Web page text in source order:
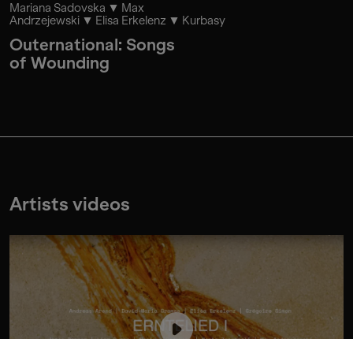
Mariana Sadovska
Max
Andrzejewski
Elisa Erkelenz Kurbasy
Outernational: Songs
of Wounding
Artists videos